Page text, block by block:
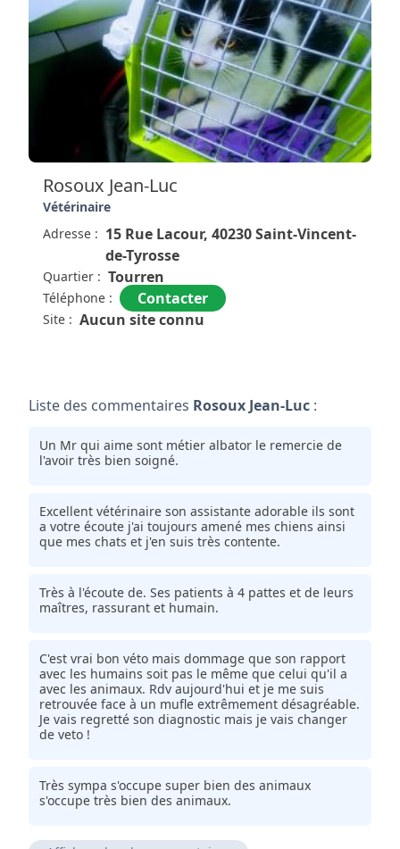
Très bonne accueil pris en charge rapide et même
tout les week-end il y a toujours un vétérinaire de
garde.
Pour avoir fréquenter cette clinique durant plusieurs
années, et sur l'année 2017 je dirais plusieurs
semaines je suis vivement surprise de ce que je lis
ici. Avis très favorable pour une clinique vétérinaire
irréprochable, et une équipe plus que disponible,
compétente et à l'écoute. Si un jour une petit animal
revient chez nous, NOUS nous reviendrons pour tout
soin à la Clinique Vétérinaire Scoobby Tyrosse ! C'EST
CERTAIN !
Rosoux Jean-Luc
Vétérinaire
Adresse : 15 Rue Lacour, 40230 Saint-Vincent-
de-Tyrosse
Quartier : Tourren
Téléphone : Contacter
Site : Aucun site connu
Liste des commentaires Rosoux Jean-Luc :
Un Mr qui aime sont métier albator le remercie de
l'avoir très bien soigné.
Excellent vétérinaire son assistante adorable ils sont
a votre écoute j'ai toujours amené mes chiens ainsi
que mes chats et j'en suis très contente.
Très à l'écoute de. Ses patients à 4 pattes et de leurs
maîtres, rassurant et humain.
C'est vrai bon véto mais dommage que son rapport
avec les humains soit pas le même que celui qu'il a
avec les animaux. Rdv aujourd'hui et je me suis
retrouvée face à un mufle extrêmement désagréable.
Je vais regretté son diagnostic mais je vais changer
de veto !
Très sympa s'occupe super bien des animaux
s'occupe très bien des animaux.